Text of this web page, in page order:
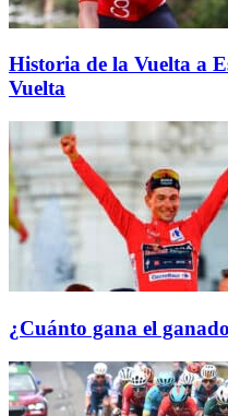
Historia de la Vuelta a
Vuelta
¿Cuánto gana el